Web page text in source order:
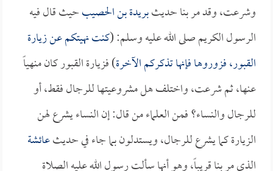
وشرعت، وقد مر بنا حديثبريدة بن الحصيبحيث قال فيه
الرسول الكريم صلى الله عليه وسلم: (كنت نهيتكم عن زيارة
القبور، فزوروها فإنها تذكركم الآخرة) فزيارة القبور كان منهياً
عنها، ثم شرعت، واختلف هل مشروعيتها للرجال فقط، أو
للرجال والنساء؟ فمن العلماء من قال: إن النساء يشرع لهن
الزيارة كما يشرع للرجال، ويستدلون بما جاء في حديثعائشة